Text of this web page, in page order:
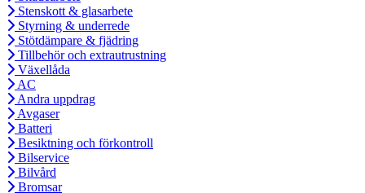
Stenskott & glasarbete
Styrning & underrede
Stötdämpare & fjädring
Tillbehör och extrautrustning
Växellåda
AC
Andra uppdrag
Avgaser
Batteri
Besiktning och förkontroll
Bilservice
Bilvård
Bromsar